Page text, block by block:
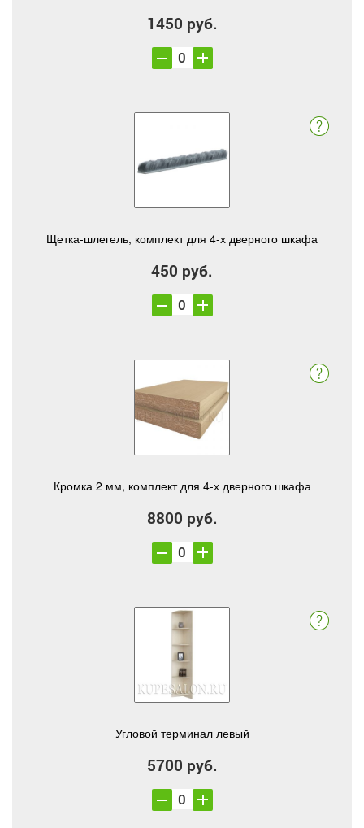
1450 руб.
Щетка-шлегель, комплект для 4-х дверного шкафа
450 руб.
Кромка 2 мм, комплект для 4-х дверного шкафа
8800 руб.
Угловой терминал левый
5700 руб.